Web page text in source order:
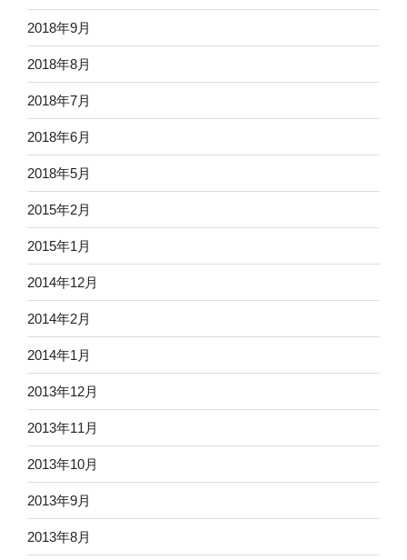
2018年9月
2018年8月
2018年7月
2018年6月
2018年5月
2015年2月
2015年1月
2014年12月
2014年2月
2014年1月
2013年12月
2013年11月
2013年10月
2013年9月
2013年8月